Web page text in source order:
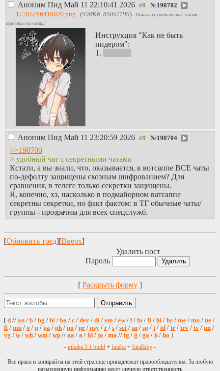
Аноним Пнд Май 11 22:10:41 2026 №190702
17785266416020.png (598Кб, 850x1190)
Показана уменьшенная копия,
оригинал по клику.
Инструкция "Как не быть
пидером":
1.
Аноним Пнд Май 11 23:20:59 2026 №190704
>>190700
> удобный чат с секретными чатами
Кстати, а вы знали, что, оказывается, в вотсаппе ВСЕ чаты
по-дефолту защищены скозным шифрованием? Для
сравнения, в телеге только секретки защищены.
Я, конечно, хз, насколько в подмайорном ватсаппе
секретны секретки, но факт фактом: в ТГ обычные чаты/
группы - прозрачны для всех спецслужб.
[Обновить тред][Вверх]
Удалить пост
Пароль
[ Раскрыть форму ]
[ d // au / b / bg / bi / bo / c / dev / di / em / ew/ f/ fa / fl / hi / hr / me / mo / ne /
fi / mu / o / p / pa / ph / po / pr / psy / r / s / sci / sn / sp / t/ td / tr / trv / tv / un /
vg / w/ wh / wm / wp // aa / a / fd / ja / ma // fg / g / ga / h / ho ]
- pihaba 3.1 build + futaba + futallaby -
Все права и копирайты на этой странице принадлежат правообладателям. За любую
размещенную информацию несет личную ответственность